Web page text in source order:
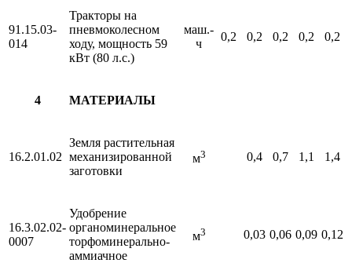
91.15.03-
014
Тракторы на
пневмоколесном
ходу, мощность 59
кВт (80 л.с.)
маш.-
ч
0,2 0,2 0,2 0,2 0,2
4 МАТЕРИАЛЫ
16.2.01.02
Земля растительная
механизированной
заготовки
м3 0,4 0,7 1,1 1,4
16.3.02.02-
0007
Удобрение
органоминеральное
торфоминерально-
аммиачное
м3 0,03 0,06 0,09 0,12